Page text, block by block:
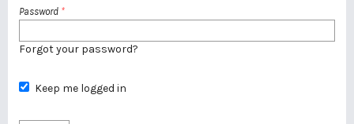
Password *
Forgot your password?
Keep me logged in